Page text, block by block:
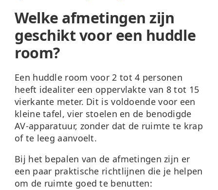
Welke afmetingen zijn
geschikt voor een huddle
room?
Een huddle room voor 2 tot 4 personen
heeft idealiter een oppervlakte van 8 tot 15
vierkante meter. Dit is voldoende voor een
kleine tafel, vier stoelen en de benodigde
AV-apparatuur, zonder dat de ruimte te krap
of te leeg aanvoelt.
Bij het bepalen van de afmetingen zijn er
een paar praktische richtlijnen die je helpen
om de ruimte goed te benutten: